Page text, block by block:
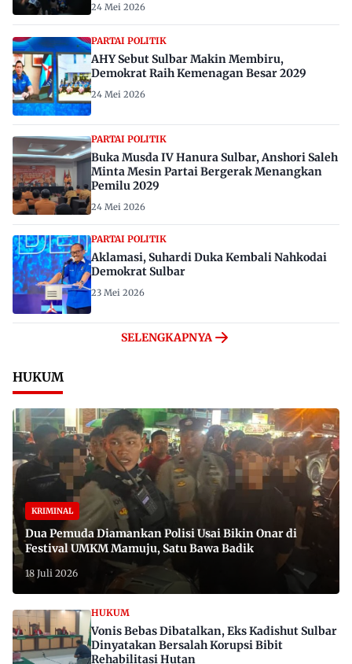
24 Mei 2026
PARTAI POLITIK
AHY Sebut Sulbar Makin Membiru,
Demokrat Raih Kemenagan Besar 2029
24 Mei 2026
PARTAI POLITIK
Buka Musda IV Hanura Sulbar, Anshori Saleh
Minta Mesin Partai Bergerak Menangkan
Pemilu 2029
24 Mei 2026
PARTAI POLITIK
Aklamasi, Suhardi Duka Kembali Nahkodai
Demokrat Sulbar
23 Mei 2026
SELENGKAPNYA
HUKUM
KRIMINAL
Dua Pemuda Diamankan Polisi Usai Bikin Onar di
Festival UMKM Mamuju, Satu Bawa Badik
18 Juli 2026
HUKUM
Vonis Bebas Dibatalkan, Eks Kadishut Sulbar
Dinyatakan Bersalah Korupsi Bibit
Rehabilitasi Hutan